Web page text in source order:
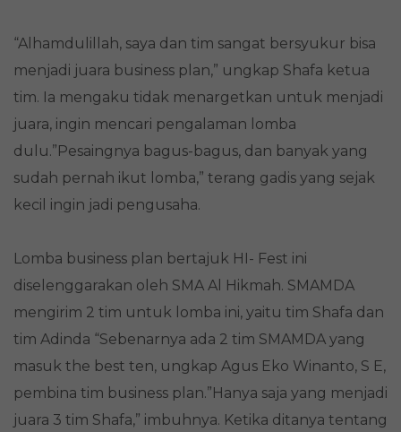
“Alhamdulillah, saya dan tim sangat bersyukur bisa
menjadi juara business plan,” ungkap Shafa ketua
tim. Ia mengaku tidak menargetkan untuk menjadi
juara, ingin mencari pengalaman lomba
dulu.”Pesaingnya bagus-bagus, dan banyak yang
sudah pernah ikut lomba,” terang gadis yang sejak
kecil ingin jadi pengusaha.
Lomba business plan bertajuk HI- Fest ini
diselenggarakan oleh SMA Al Hikmah. SMAMDA
mengirim 2 tim untuk lomba ini, yaitu tim Shafa dan
tim Adinda “Sebenarnya ada 2 tim SMAMDA yang
masuk the best ten, ungkap Agus Eko Winanto, S E,
pembina tim business plan.”Hanya saja yang menjadi
juara 3 tim Shafa,” imbuhnya. Ketika ditanya tentang